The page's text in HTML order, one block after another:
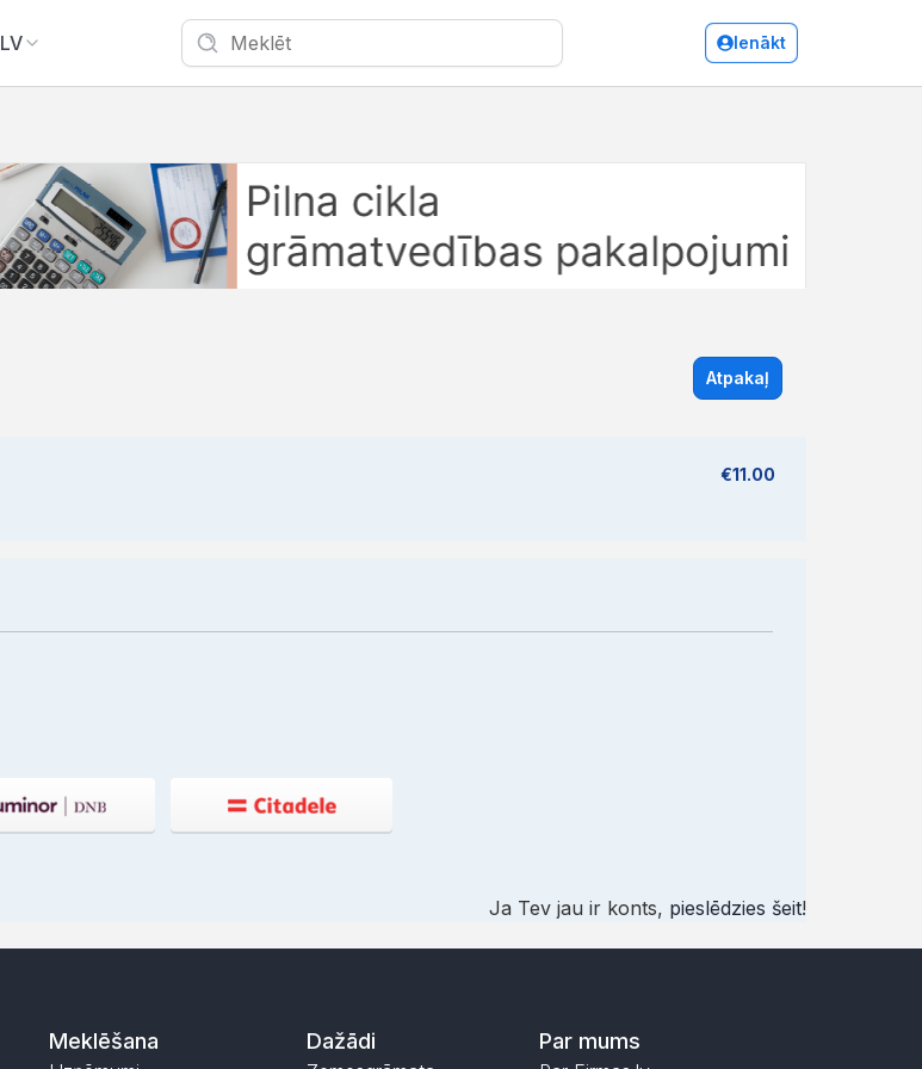
LV Ienākt
Atpakaļ
€11.00
Ja Tev jau ir konts, pieslēdzies šeit!
Meklēšana Dažādi Par mums